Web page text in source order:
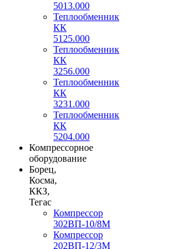
5013.000
Теплообменник
КК
5125.000
Теплообменник
КК
3256.000
Теплообменник
КК
3231.000
Теплообменник
КК
5204.000
Компрессорное
оборудование
Борец,
Косма,
ККЗ,
Тегас
Компрессор
302ВП-10/8М
Компрессор
202ВП-12/3М